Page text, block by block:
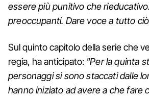
essere più punitivo che
preoccupanti. Dare voce a tutto
Sul quinto capitolo della serie che
regia, ha anticipato: "Per la quinta
personaggi si sono staccati dalle
hanno iniziato ad avere a che fare